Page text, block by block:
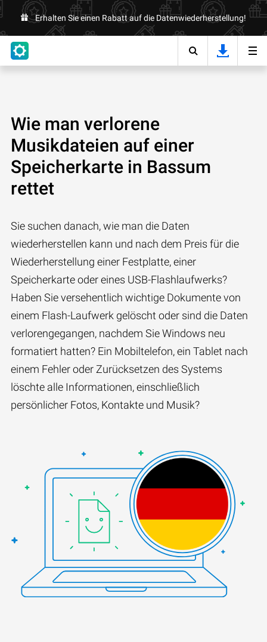
Erhalten Sie einen Rabatt auf die Datenwiederherstellung!
Wie man verlorene
Musikdateien auf einer
Speicherkarte in Bassum
rettet
Sie suchen danach, wie man die Daten
wiederherstellen kann und nach dem Preis für die
Wiederherstellung einer Festplatte, einer
Speicherkarte oder eines USB-Flashlaufwerks?
Haben Sie versehentlich wichtige Dokumente von
einem Flash-Laufwerk gelöscht oder sind die Daten
verlorengegangen, nachdem Sie Windows neu
formatiert hatten? Ein Mobiltelefon, ein Tablet nach
einem Fehler oder Zurücksetzen des Systems
löschte alle Informationen, einschließlich
persönlicher Fotos, Kontakte und Musik?